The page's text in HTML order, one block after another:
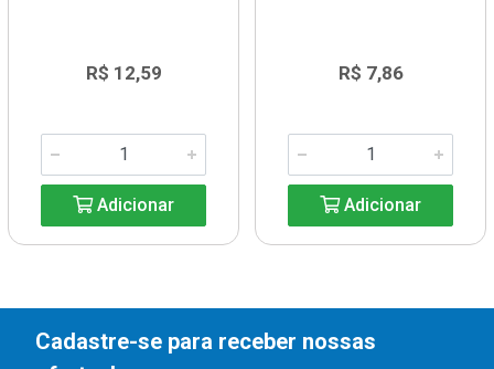
R$ 12,59
Adicionar
R$ 7,86
Adicionar
Cadastre-se para receber nossas